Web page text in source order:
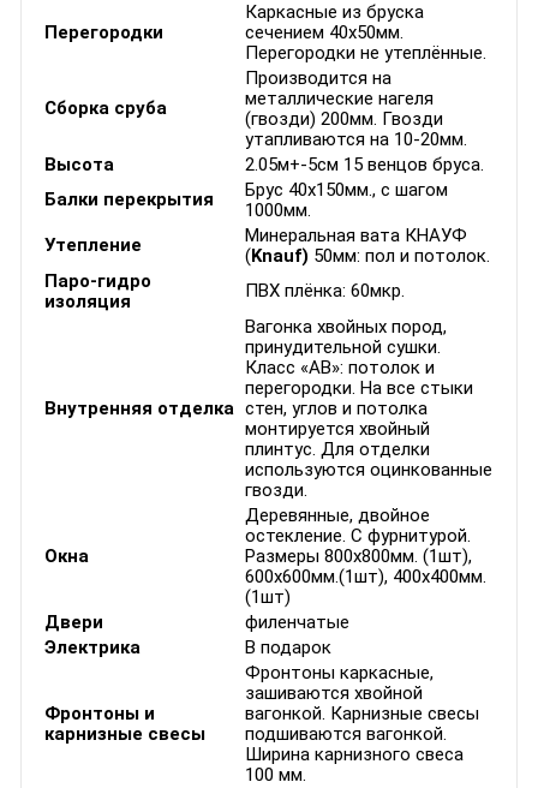
Перегородки
Каркасные из бруска
сечением 40х50мм.
Перегородки не утеплённые.
Сборка сруба
Производится на
металлические нагеля
(гвозди) 200мм. Гвозди
утапливаются на 10-20мм.
Высота
2.05м+-5см 15 венцов бруса.
Балки перекрытия
Брус 40х150мм., с шагом
1000мм.
Утепление
Минеральная вата КНАУФ
(Knauf) 50мм: пол и потолок.
Паро-гидро
изоляция
ПВХ плёнка: 60мкр.
Внутренняя отделка
Вагонка хвойных пород,
принудительной сушки.
Класс «АВ»: потолок и
перегородки. На все стыки
стен, углов и потолка
монтируется хвойный
плинтус. Для отделки
используются оцинкованные
гвозди.
Окна
Деревянные, двойное
остекление. С фурнитурой.
Размеры 800х800мм. (1шт),
600х600мм.(1шт), 400х400мм.
(1шт)
Двери
филенчатые
Электрика
В подарок
Фронтоны и
карнизные свесы
Фронтоны каркасные,
зашиваются хвойной
вагонкой. Карнизные свесы
подшиваются вагонкой.
Ширина карнизного свеса
100 мм.